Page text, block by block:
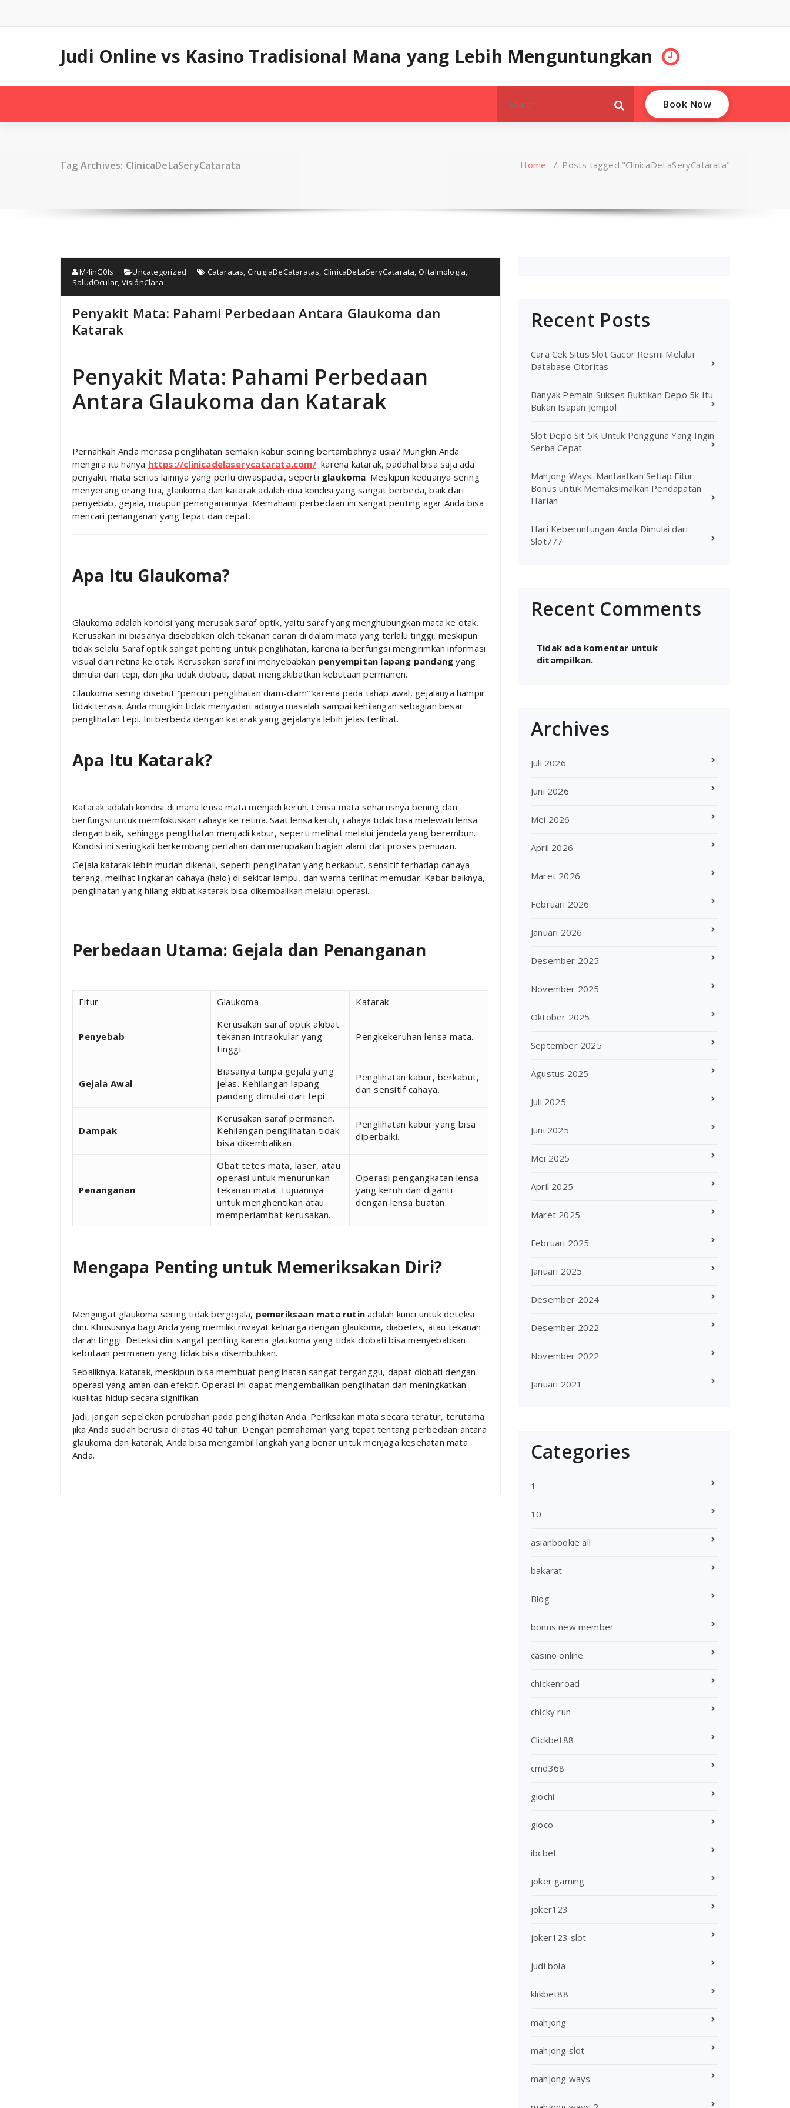
content
Judi Online vs Kasino Tradisional Mana yang Lebih Menguntungkan
for:
Book Now
Tag Archives: ClínicaDeLaSeryCatarata Home / Posts tagged "ClínicaDeLaSeryCatarata"
M4inG0ls Uncategorized Cataratas, CirugíaDeCataratas, ClínicaDeLaSeryCatarata, Oftalmología,
SaludOcular, VisiónClara
Penyakit Mata: Pahami Perbedaan Antara Glaukoma dan
Katarak
Penyakit Mata: Pahami Perbedaan
Antara Glaukoma dan Katarak
Pernahkah Anda merasa penglihatan semakin kabur seiring bertambahnya usia? Mungkin Anda
mengira itu hanya https://clinicadelaserycatarata.com/karena katarak, padahal bisa saja ada
penyakit mata serius lainnya yang perlu diwaspadai, seperti glaukoma. Meskipun keduanya sering
menyerang orang tua, glaukoma dan katarak adalah dua kondisi yang sangat berbeda, baik dari
penyebab, gejala, maupun penanganannya. Memahami perbedaan ini sangat penting agar Anda bisa
mencari penanganan yang tepat dan cepat.
Apa Itu Glaukoma?
Glaukoma adalah kondisi yang merusak saraf optik, yaitu saraf yang menghubungkan mata ke otak.
Kerusakan ini biasanya disebabkan oleh tekanan cairan di dalam mata yang terlalu tinggi, meskipun
tidak selalu. Saraf optik sangat penting untuk penglihatan, karena ia berfungsi mengirimkan informasi
visual dari retina ke otak. Kerusakan saraf ini menyebabkan penyempitan lapang pandang yang
dimulai dari tepi, dan jika tidak diobati, dapat mengakibatkan kebutaan permanen.
Glaukoma sering disebut “pencuri penglihatan diam-diam” karena pada tahap awal, gejalanya hampir
tidak terasa. Anda mungkin tidak menyadari adanya masalah sampai kehilangan sebagian besar
penglihatan tepi. Ini berbeda dengan katarak yang gejalanya lebih jelas terlihat.
Apa Itu Katarak?
Katarak adalah kondisi di mana lensa mata menjadi keruh. Lensa mata seharusnya bening dan
berfungsi untuk memfokuskan cahaya ke retina. Saat lensa keruh, cahaya tidak bisa melewati lensa
dengan baik, sehingga penglihatan menjadi kabur, seperti melihat melalui jendela yang berembun.
Kondisi ini seringkali berkembang perlahan dan merupakan bagian alami dari proses penuaan.
Gejala katarak lebih mudah dikenali, seperti penglihatan yang berkabut, sensitif terhadap cahaya
terang, melihat lingkaran cahaya (halo) di sekitar lampu, dan warna terlihat memudar. Kabar baiknya,
penglihatan yang hilang akibat katarak bisa dikembalikan melalui operasi.
Perbedaan Utama: Gejala dan Penanganan
Fitur Glaukoma Katarak
Penyebab
Kerusakan saraf optik akibat
tekanan intraokular yang
tinggi.
Pengkekeruhan lensa mata.
Gejala Awal
Biasanya tanpa gejala yang
jelas. Kehilangan lapang
pandang dimulai dari tepi.
Penglihatan kabur, berkabut,
dan sensitif cahaya.
Dampak
Kerusakan saraf permanen.
Kehilangan penglihatan tidak
bisa dikembalikan.
Penglihatan kabur yang bisa
diperbaiki.
Penanganan
Obat tetes mata, laser, atau
operasi untuk menurunkan
tekanan mata. Tujuannya
untuk menghentikan atau
memperlambat kerusakan.
Operasi pengangkatan lensa
yang keruh dan diganti
dengan lensa buatan.
Mengapa Penting untuk Memeriksakan Diri?
Mengingat glaukoma sering tidak bergejala, pemeriksaan mata rutin adalah kunci untuk deteksi
dini. Khususnya bagi Anda yang memiliki riwayat keluarga dengan glaukoma, diabetes, atau tekanan
darah tinggi. Deteksi dini sangat penting karena glaukoma yang tidak diobati bisa menyebabkan
kebutaan permanen yang tidak bisa disembuhkan.
Sebaliknya, katarak, meskipun bisa membuat penglihatan sangat terganggu, dapat diobati dengan
operasi yang aman dan efektif. Operasi ini dapat mengembalikan penglihatan dan meningkatkan
kualitas hidup secara signifikan.
Jadi, jangan sepelekan perubahan pada penglihatan Anda. Periksakan mata secara teratur, terutama
jika Anda sudah berusia di atas 40 tahun. Dengan pemahaman yang tepat tentang perbedaan antara
glaukoma dan katarak, Anda bisa mengambil langkah yang benar untuk menjaga kesehatan mata
Anda.
Recent Posts
Cara Cek Situs Slot Gacor Resmi Melalui
Database Otoritas
Banyak Pemain Sukses Buktikan Depo 5k Itu
Bukan Isapan Jempol
Slot Depo Sit 5K Untuk Pengguna Yang Ingin
Serba Cepat
Mahjong Ways: Manfaatkan Setiap Fitur
Bonus untuk Memaksimalkan Pendapatan
Harian
Hari Keberuntungan Anda Dimulai dari
Slot777
Recent Comments
Tidak ada komentar untuk
ditampilkan.
Archives
Juli 2026
Juni 2026
Mei 2026
April 2026
Maret 2026
Februari 2026
Januari 2026
Desember 2025
November 2025
Oktober 2025
September 2025
Agustus 2025
Juli 2025
Juni 2025
Mei 2025
April 2025
Maret 2025
Februari 2025
Januari 2025
Desember 2024
Desember 2022
November 2022
Januari 2021
Categories
1
10
asianbookie all
bakarat
Blog
bonus new member
casino online
chickenroad
chicky run
Clickbet88
cmd368
giochi
gioco
ibcbet
joker gaming
joker123
joker123 slot
judi bola
klikbet88
mahjong
mahjong slot
mahjong ways